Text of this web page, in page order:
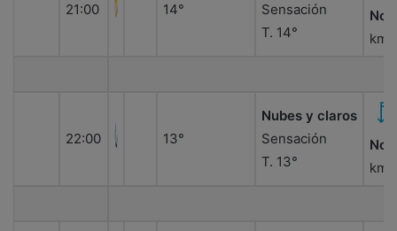
21:00 14°
Sensación
T. 14°
km/
22:00 13°
Nubes y claros
Sensación
T. 13°
km/